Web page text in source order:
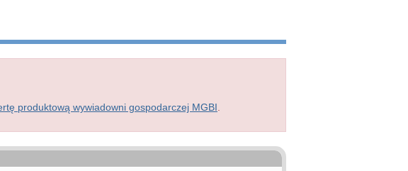
produktową wywiadowni gospodarczej MGBI